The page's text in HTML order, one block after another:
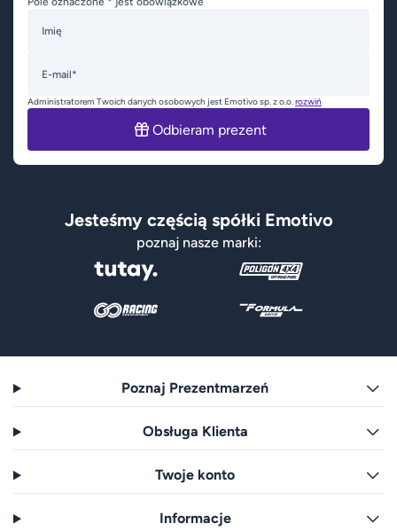
Imię
E-mail*
Administratorem Twoich danych osobowych jest Emotivo sp. z o.o.rozwiń
Odbieram prezent
Jesteśmy częścią spółki Emotivo
poznaj nasze marki:
Poznaj Prezentmarzeń
Obsługa Klienta
Twoje konto
Informacje